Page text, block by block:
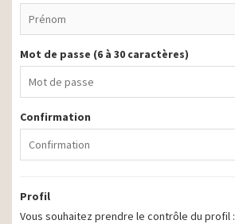
Mot de passe (6 à 30 caractères)
Confirmation
Profil
Vous souhaitez prendre le contrôle du profil :